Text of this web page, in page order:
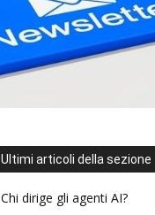
Ultimi articoli della sezione
Chi dirige gli agenti AI?